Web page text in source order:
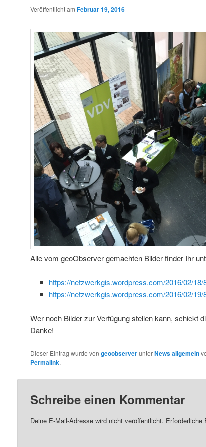
Veröffentlicht am Februar 19, 2016
Alle vom geoObserver gemachten Bilder finder Ihr
https://netzwerkgis.wordpress.com/2016/02/18/
https://netzwerkgis.wordpress.com/2016/02/19/
Wer noch Bilder zur Verfügung stellen kann, schickt
Danke!
Dieser Eintrag wurde von geoobserverunterNews allgemein
Permalink.
Schreibe einen Kommentar
Deine E-Mail-Adresse wird nicht veröffentlicht. Erforderliche